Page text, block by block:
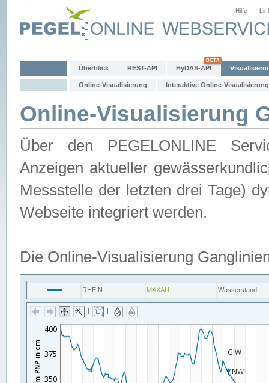
Hilfe
Überblick REST-API HyDAS-API
Online-Visualisierung Interaktive Online-Visualisierung
Online-Visualisierung
Über den PEGELONLINE
Anzeigen aktueller
Messstelle der letzten drei Tage)
Webseite integriert werden.
Die Online-Visualisierung